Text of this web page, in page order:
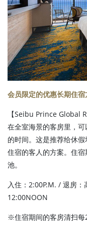
会员限定的优惠长期住
【Seibu Prince Global
在全室海景的客房里，
的时间。这是推荐给休
住宿的客人的方案。住
池。
入住：2:00P.M. / 退房
12:00NOON
※住宿期间的客房清扫每